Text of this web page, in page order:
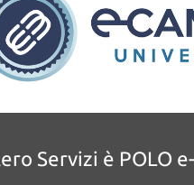
Servizi è POLO
A2 -B1 Lingua